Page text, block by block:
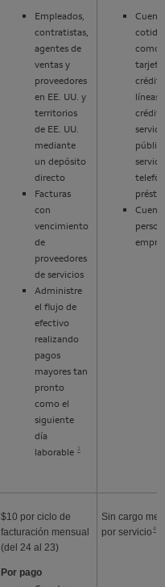
Empleados,
contratistas,
agentes de
ventas y
proveedores
en EE. UU. y
territorios
de EE. UU.
mediante
un depósito
directo
Facturas
con
vencimiento
de
proveedores
de servicios
Administre
el flujo de
efectivo
realizando
pagos
mayores tan
pronto
como el
siguiente
día
laborable
Nota al pie 22
como
líneas
$10 por ciclo de
facturación mensual
(del 24 al 23)
Por pago
Sin cargo
por servicio
Nota al pie 44